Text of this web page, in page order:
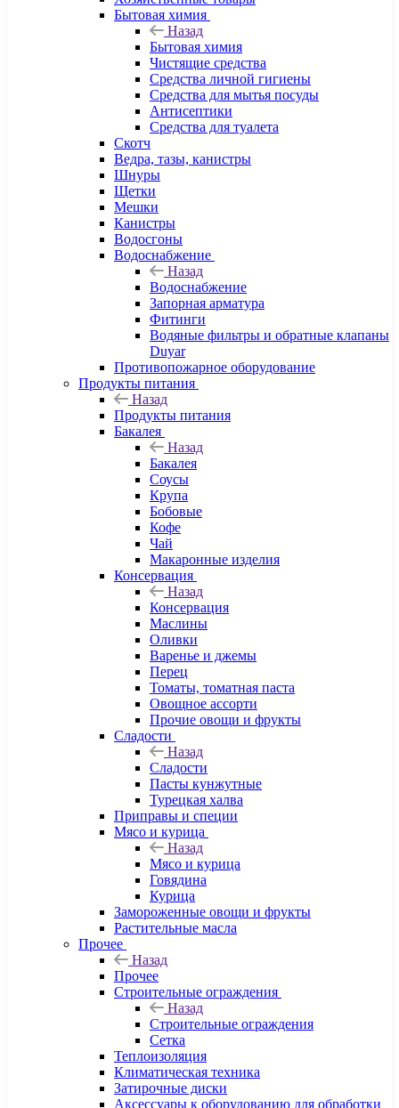
Бытовая химия
Назад
Бытовая химия
Чистящие средства
Средства личной гигиены
Средства для мытья посуды
Антисептики
Средства для туалета
Скотч
Ведра, тазы, канистры
Шнуры
Щетки
Мешки
Канистры
Водосгоны
Водоснабжение
Назад
Водоснабжение
Запорная арматура
Фитинги
Водяные фильтры и обратные клапаны
Duyar
Противопожарное оборудование
Продукты питания
Назад
Продукты питания
Бакалея
Назад
Бакалея
Соусы
Крупа
Бобовые
Кофе
Чай
Макаронные изделия
Консервация
Назад
Консервация
Маслины
Оливки
Варенье и джемы
Перец
Томаты, томатная паста
Овощное ассорти
Прочие овощи и фрукты
Сладости
Назад
Сладости
Пасты кунжутные
Турецкая халва
Приправы и специи
Мясо и курица
Назад
Мясо и курица
Говядина
Курица
Замороженные овощи и фрукты
Растительные масла
Прочее
Назад
Прочее
Строительные ограждения
Назад
Строительные ограждения
Сетка
Теплоизоляция
Климатическая техника
Затирочные диски
Аксессуары к оборудованию для обработки